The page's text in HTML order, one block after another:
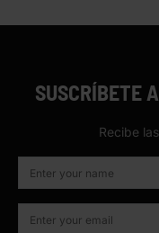
SUSCRÍBETE
Recibe